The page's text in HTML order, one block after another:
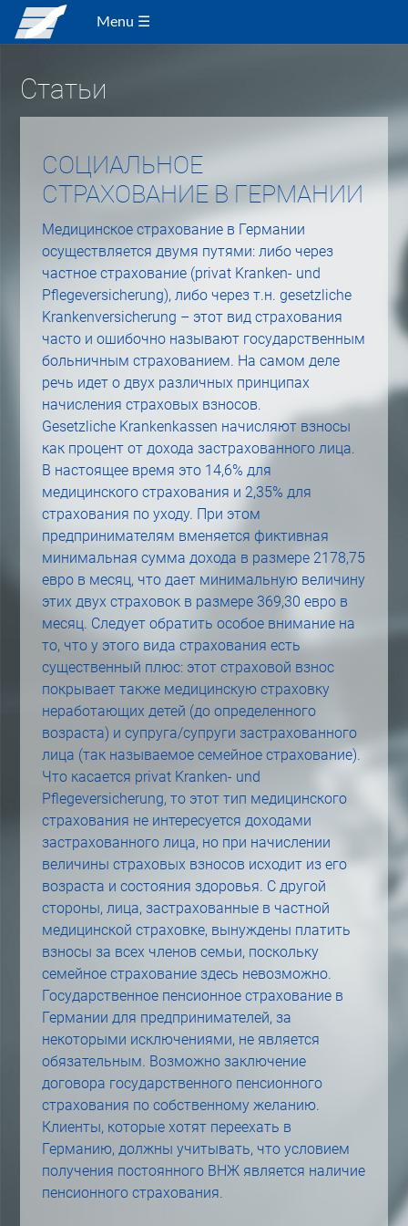
Menu ☰
Статьи
СОЦИАЛЬНОЕ
СТРАХОВАНИЕ В ГЕРМАНИИ
Медицинское страхование в Германии
осуществляется двумя путями: либо через
частное страхование (privat Kranken- und
Pflegeversicherung), либо через т.н. gesetzliche
Krankenversicherung – этот вид страхования
часто и ошибочно называют государственным
больничным страхованием. На самом деле
речь идет о двух различных принципах
начисления страховых взносов.
Gesetzliche Krankenkassen начисляют взносы
как процент от дохода застрахованного лица.
В настоящее время это 14,6% для
медицинского страхования и 2,35% для
страхования по уходу. При этом
предпринимателям вменяется фиктивная
минимальная сумма дохода в размере 2178,75
евро в месяц, что дает минимальную величину
этих двух страховок в размере 369,30 евро в
месяц. Следует обратить особое внимание на
то, что у этого вида страхования есть
существенный плюс: этот страховой взнос
покрывает также медицинскую страховку
неработающих детей (до определенного
возраста) и супруга/супруги застрахованного
лица (так называемое семейное страхование).
Что касается privat Kranken- und
Pflegeversicherung, то этот тип медицинского
страхования не интересуется доходами
застрахованного лица, но при начислении
величины страховых взносов исходит из его
возраста и состояния здоровья. С другой
стороны, лица, застрахованные в частной
медицинской страховке, вынуждены платить
взносы за всех членов семьи, поскольку
семейное страхование здесь невозможно.
Государственное пенсионное страхование в
Германии для предпринимателей, за
некоторыми исключениями, не является
обязательным. Возможно заключение
договора государственного пенсионного
страхования по собственному желанию.
Клиенты, которые хотят переехать в
Германию, должны учитывать, что условием
получения постоянного ВНЖ является наличие
пенсионного страхования.